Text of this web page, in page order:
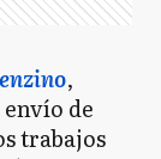
,
de
trabajos